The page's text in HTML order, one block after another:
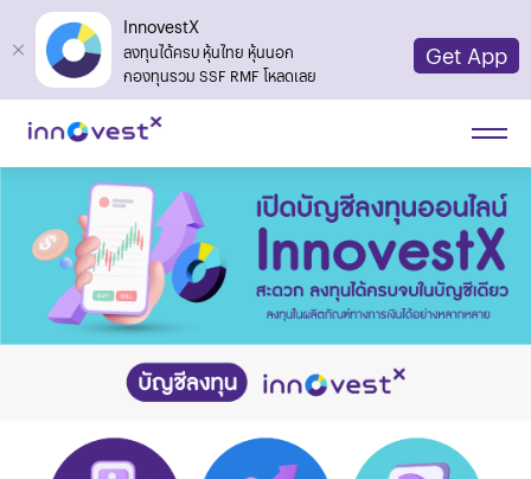
InnovestX
ลงทุนได้ครบ หุ้นไทย หุ้นนอก
กองทุนรวม SSF RMF โหลดเลย
Get App